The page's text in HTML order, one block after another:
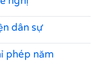
dân sự
phép năm